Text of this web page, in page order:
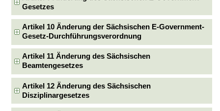
Gesetzes
Artikel 10 Änderung der Sächsischen E-Government-
Gesetz-Durchführungsverordnung
Artikel 11 Änderung des Sächsischen
Beamtengesetzes
Artikel 12 Änderung des Sächsischen
Disziplinargesetzes